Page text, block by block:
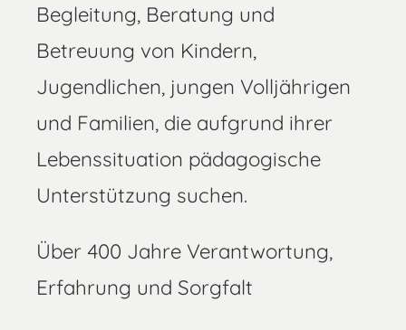
Begleitung, Beratung und
Betreuung von Kindern,
Jugendlichen, jungen Volljährigen
und Familien, die aufgrund ihrer
Lebenssituation pädagogische
Unterstützung suchen.
Über 400 Jahre Verantwortung,
Erfahrung und Sorgfalt